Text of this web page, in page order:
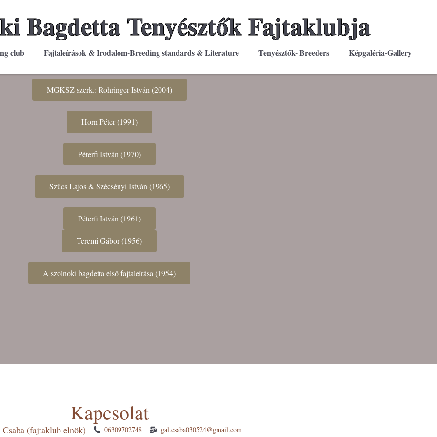
Bagdetta Tenyésztők Fajtaklubja
club Fajtaleírások & Irodalom-Breeding standards & Literature Tenyésztők- Breeders Képgaléria-Gallery
MGKSZ szerk.: Rohringer István (2004)
Horn Péter (1991)
Péterfi István (1970)
Szűcs Lajos & Szécsényi István (1965)
Péterfi István (1961)
Teremi Gábor (1956)
A szolnoki bagdetta első fajtaleírása (1954)
Kapcsolat
Csaba (fajtaklub elnök) 06309702748 gal.csaba030524@gmail.com